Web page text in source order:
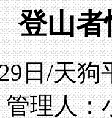
登山者
日/天
管理人：